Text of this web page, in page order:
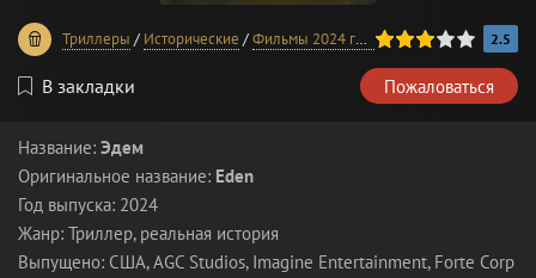
Триллеры / Исторические /Фильмы 2024 года /В хорошем качестве
60 1 2 3 4 5 2.5
В закладки Пожаловаться
Название: Эдем
Оригинальное название: Eden
Год выпуска: 2024
Жанр: Триллер, реальная история
Выпущено: США, AGC Studios, Imagine Entertainment, Forte Corp